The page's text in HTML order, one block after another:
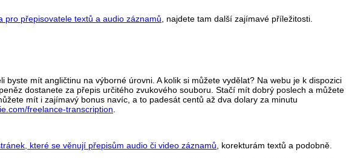
pro přepisovatele textů a audio záznamů , najdete tam další zajímavé příležitosti.
byste mít angličtinu na výborné úrovni. A kolik si můžete vydělat? Na webu je k dispozici
dostanete za přepis určitého zvukového souboru. Stačí mít dobrý poslech a můžete
mít i zajímavý bonus navíc, a to padesát centů až dva dolary za minutu
freelance-transcription.
které se věnují přepisům audio či video záznamů, korekturám textů a podobně.